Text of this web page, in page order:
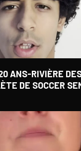
ANS-RIVIÈRE
DE SOCCER